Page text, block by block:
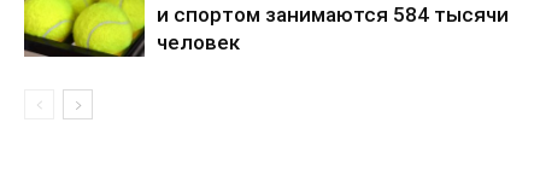
и спортом занимаются 584 тысячи
человек